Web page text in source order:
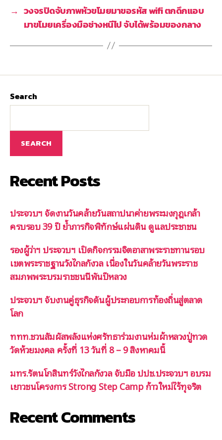
→ วงจรปิดจับภาพหัวขโมยมาขอรหัส wifi ตกดึกแอบ
มาขโมยเครื่องมือช่างหนีไป จับได้พร้อมของกลาง
Search
SEARCH
Recent Posts
ประจวบฯ จัดงานวันคล้ายวันสถาปนาค่ายพระมงกุฎเกล้า
ครบรอบ 39 ปี ย้ำภารกิจพิทักษ์แผ่นดิน ดูแลประชาชน
รองผู้ว่าฯ ประจวบฯ เปิดกิจกรรมจิตอาสาพระราชทานรอบ
เขตพระราชฐานวังไกลกังวล เนื่องในวันคล้ายวันพระราช
สมภพพระบรมราชชนนีพันปีหลวง
ประจวบฯ จับงานคู่ธุรกิจดันผู้ประกอบการท้องถิ่นสู่ตลาด
โลก
ททท.ชวนสัมผัสพลังแห่งศรัทธาร่วมงานห่มผ้าหลวงปู่ทวด
วัดห้วยมงคล ครั้งที่ 13 วันที่ 8 – 9 สิงหาคมนี้
มทร.รัตนโกสินทร์วังไกลกังวล จับมือ ปปช.ประจวบฯ อบรม
เยาวชนโครงการ Strong Step Camp ก้าวใหม่ไร้ทุจริต
Recent Comments